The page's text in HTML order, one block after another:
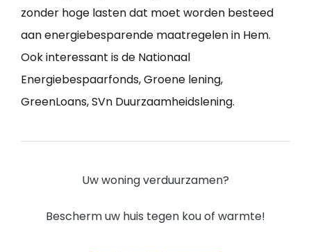
zonder hoge lasten dat moet worden besteed
aan energiebesparende maatregelen in Hem.
Ook interessant is de Nationaal
Energiebespaarfonds, Groene lening,
GreenLoans, SVn Duurzaamheidslening.
Uw woning verduurzamen?
Bescherm uw huis tegen kou of warmte!